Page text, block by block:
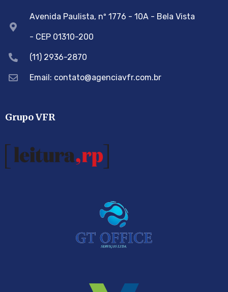
Avenida Paulista, nº 1776 - 10A - Bela Vista
- CEP 01310-200
(11) 2936-2870
Email: contato@agenciavfr.com.br
Grupo VFR